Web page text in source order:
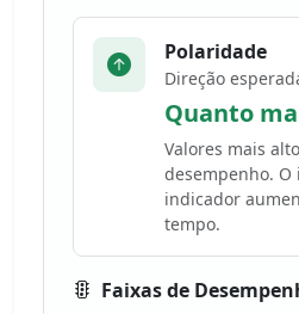
Polaridade
Direção
Quanto
Valores mais
desempenho. O
indicador
tempo.
Faixas de